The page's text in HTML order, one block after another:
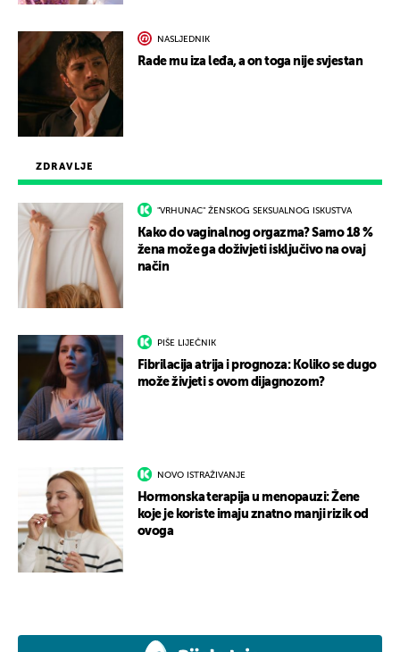
ZDRAVLJE
"VRHUNAC" ŽENSKOG SEKSUALNOG ISKUSTVA
Kako do vaginalnog orgazma? Samo 18 %
žena može ga doživjeti isključivo na ovaj
način
PIŠE LIJEČNIK
Fibrilacija atrija i prognoza: Koliko se dugo
može živjeti s ovom dijagnozom?
NOVO ISTRAŽIVANJE
Hormonska terapija u menopauzi: Žene
koje je koriste imaju znatno manji rizik od
ovoga
NASLJEDNIK
Rade mu iza leđa, a on toga nije svjestan